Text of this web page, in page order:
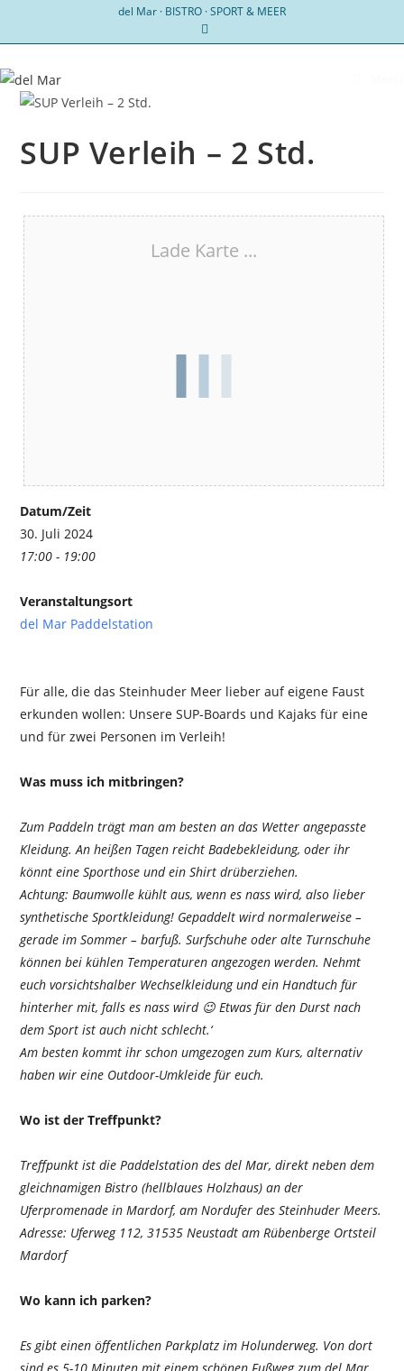
del Mar · BISTRO · SPORT & MEER
SUP Verleih – 2 Std.
Lade Karte ...
Datum/Zeit
30. Juli 2024
17:00 - 19:00
Veranstaltungsort
del Mar Paddelstation
Für alle, die das Steinhuder Meer lieber auf eigene Faust
erkunden wollen: Unsere SUP-Boards und Kajaks für eine
und für zwei Personen im Verleih!
Was muss ich mitbringen?
Zum Paddeln trägt man am besten an das Wetter angepasste
Kleidung. An heißen Tagen reicht Badebekleidung, oder ihr
könnt eine Sporthose und ein Shirt drüberziehen.
Achtung: Baumwolle kühlt aus, wenn es nass wird, also lieber
synthetische Sportkleidung! Gepaddelt wird normalerweise –
gerade im Sommer – barfuß. Surfschuhe oder alte Turnschuhe
können bei kühlen Temperaturen angezogen werden. Nehmt
euch vorsichtshalber Wechselkleidung und ein Handtuch für
hinterher mit, falls es nass wird 😉 Etwas für den Durst nach
dem Sport ist auch nicht schlecht.‘
Am besten kommt ihr schon umgezogen zum Kurs, alternativ
haben wir eine Outdoor-Umkleide für euch.
Wo ist der Treffpunkt?
Treffpunkt ist die Paddelstation des del Mar, direkt neben dem
gleichnamigen Bistro (hellblaues Holzhaus) an der
Uferpromenade in Mardorf, am Nordufer des Steinhuder Meers.
Adresse: Uferweg 112, 31535 Neustadt am Rübenberge Ortsteil
Mardorf
Wo kann ich parken?
Es gibt einen öffentlichen Parkplatz im Holunderweg. Von dort